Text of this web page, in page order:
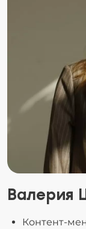
Валерия
Контент-